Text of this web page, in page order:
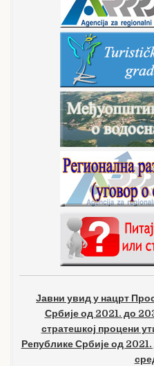
Јавни увид у нацрт
Србије од 2021. до
стратешкој процени
Републике Србије од